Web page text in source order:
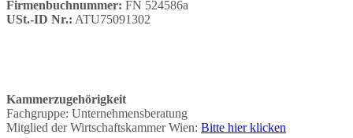
Firmenbuchnummer: FN 524586a
USt.-ID Nr.: ATU75091302
Kammerzugehörigkeit
Fachgruppe: Unternehmensberatung
Mitglied der Wirtschaftskammer Wien: Bitte hier klicken